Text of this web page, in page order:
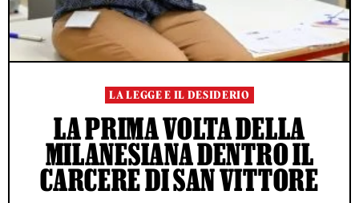
LA LEGGE E IL DESIDERIO
LA PRIMA VOLTA DELLA
MILANESIANA DENTRO IL
CARCERE DI SAN VITTORE